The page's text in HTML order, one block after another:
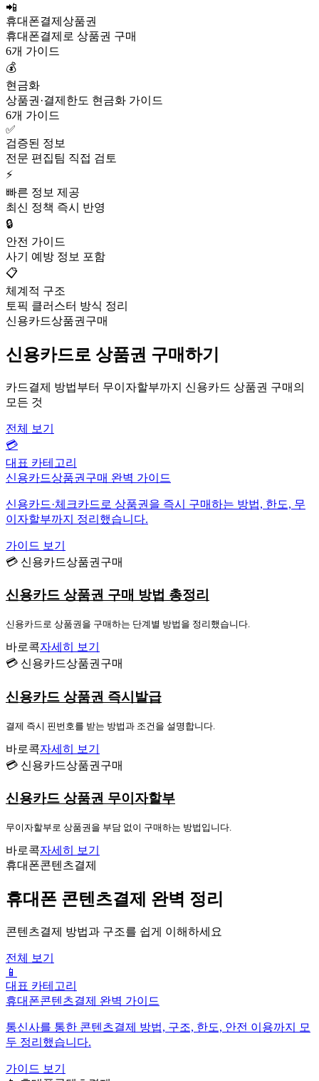
📲
휴대폰결제상품권
휴대폰결제로 상품권 구매
6개 가이드
💰
현금화
상품권·결제한도 현금화 가이드
6개 가이드
✅
검증된 정보
전문 편집팀 직접 검토
⚡
빠른 정보 제공
최신 정책 즉시 반영
🔒
안전 가이드
사기 예방 정보 포함
📋
체계적 구조
토픽 클러스터 방식 정리
신용카드상품권구매
신용카드로 상품권 구매하기
카드결제 방법부터 무이자할부까지 신용카드 상품권 구매의
모든 것
전체 보기
💳
대표 카테고리
신용카드상품권구매 완벽 가이드
신용카드·체크카드로 상품권을 즉시 구매하는 방법, 한도, 무
이자할부까지 정리했습니다.
가이드 보기
💳 신용카드상품권구매
신용카드 상품권 구매 방법 총정리
신용카드로 상품권을 구매하는 단계별 방법을 정리했습니다.
바로콕자세히 보기
💳 신용카드상품권구매
신용카드 상품권 즉시발급
결제 즉시 핀번호를 받는 방법과 조건을 설명합니다.
바로콕자세히 보기
💳 신용카드상품권구매
신용카드 상품권 무이자할부
무이자할부로 상품권을 부담 없이 구매하는 방법입니다.
바로콕자세히 보기
휴대폰콘텐츠결제
휴대폰 콘텐츠결제 완벽 정리
콘텐츠결제 방법과 구조를 쉽게 이해하세요
전체 보기
📱
대표 카테고리
휴대폰콘텐츠결제 완벽 가이드
통신사를 통한 콘텐츠결제 방법, 구조, 한도, 안전 이용까지 모
두 정리했습니다.
가이드 보기